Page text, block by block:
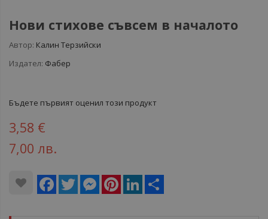
Нови стихове съвсем в началото
Автор: Калин Терзийски
Издател: Фабер
Бъдете първият оценил този продукт
3,58 €
7,00 лв.
Facebook
Twitter MessengerPinterestLinkedIn